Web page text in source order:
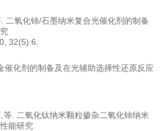
二氧化铈/石墨纳米复合光催化剂的制备
32(5):6.
催化剂的制备及在光辅助选择性还原反应
. 二氧化钛纳米颗粒掺杂二氧化铈纳米
能研究